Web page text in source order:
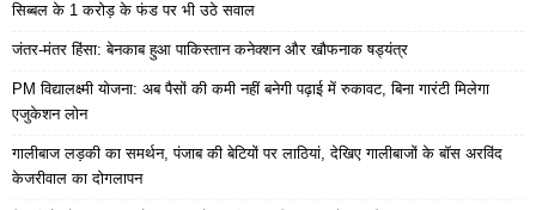
सिब्बल के 1 करोड़ के फंड पर भी उठे सवाल
जंतर-मंतर हिंसा: बेनकाब हुआ पाकिस्तान कनेक्शन और खौफनाक षड्यंत्र
PM विद्यालक्ष्मी योजना: अब पैसों की कमी नहीं बनेगी पढ़ाई में रुकावट, बिना गारंटी मिलेगा
एजुकेशन लोन
गालीबाज लड़की का समर्थन, पंजाब की बेटियों पर लाठियां, देखिए गालीबाजों के बॉस अरविंद
केजरीवाल का दोगलापन